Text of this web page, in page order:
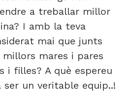
a treballar millor
I amb la teva
mai que junts
mares i pares
i filles? A què espereu
ser un veritable equip..!